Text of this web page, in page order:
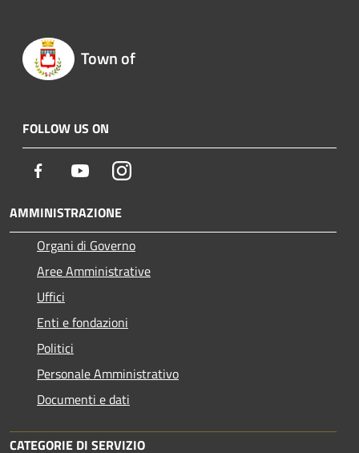
Town of
FOLLOW US ON
Facebook YoutubeInstagram
AMMINISTRAZIONE
Organi di Governo
Aree Amministrative
Uffici
Enti e fondazioni
Politici
Personale Amministrativo
Documenti e dati
CATEGORIE DI SERVIZIO